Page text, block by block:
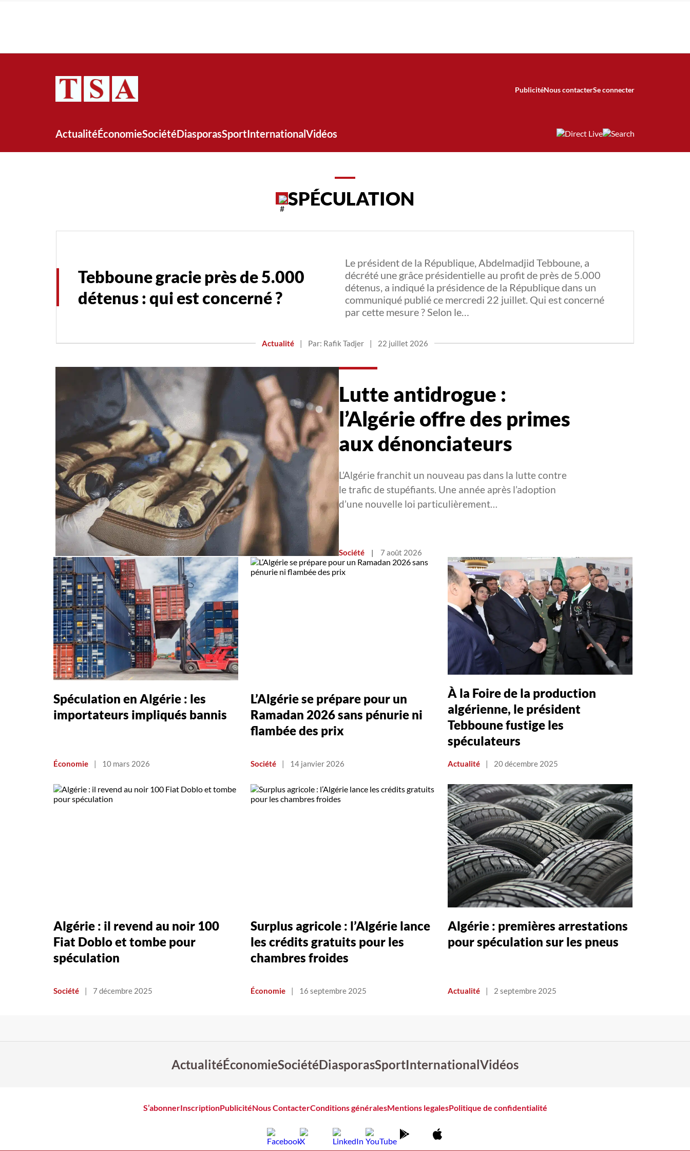
PublicitéNous contacterSe connecter
ActualitéÉconomieSociétéDiasporasSportInternationalVidéos
SPÉCULATION
Tebboune gracie près de 5.000
détenus : qui est concerné ?
Le président de la République, Abdelmadjid Tebboune, a
décrété une grâce présidentielle au profit de près de 5.000
détenus, a indiqué la présidence de la République dans un
communiqué publié ce mercredi 22 juillet. Qui est concerné
par cette mesure ? Selon le…
Actualité | Par: Rafik Tadjer | 22 juillet 2026
Lutte antidrogue :
l’Algérie offre des primes
aux dénonciateurs
L’Algérie franchit un nouveau pas dans la lutte contre
le trafic de stupéfiants. Une année après l’adoption
d’une nouvelle loi particulièrement…
Société | 7 août 2026
Spéculation en Algérie : les
importateurs impliqués bannis
Économie | 10 mars 2026
L’Algérie se prépare pour un
Ramadan 2026 sans pénurie ni
flambée des prix
Société | 14 janvier 2026
À la Foire de la production
algérienne, le président
Tebboune fustige les
spéculateurs
Actualité | 20 décembre 2025
Algérie : il revend au noir 100
Fiat Doblo et tombe pour
spéculation
Société | 7 décembre 2025
Surplus agricole : l’Algérie lance
les crédits gratuits pour les
chambres froides
Économie | 16 septembre 2025
Algérie : premières arrestations
pour spéculation sur les pneus
Actualité | 2 septembre 2025
ActualitéÉconomieSociétéDiasporasSportInternationalVidéos
S’abonnerInscriptionPublicitéNous ContacterConditions généralesMentions legalesPolitique de confidentialité